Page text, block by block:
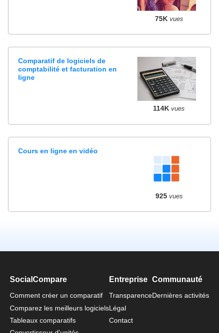
75K vues
Comparatif de logiciels de
comptabilité et facturation en
ligne
114K vues
Cours en ligne en vidéo
925 vues
SocialCompare
Comment créer un comparatif
Comparez les meilleurs logiciels
Tableaux comparatifs
Entreprise
Transparence
Légal
Contact
Communauté
Dernières activités